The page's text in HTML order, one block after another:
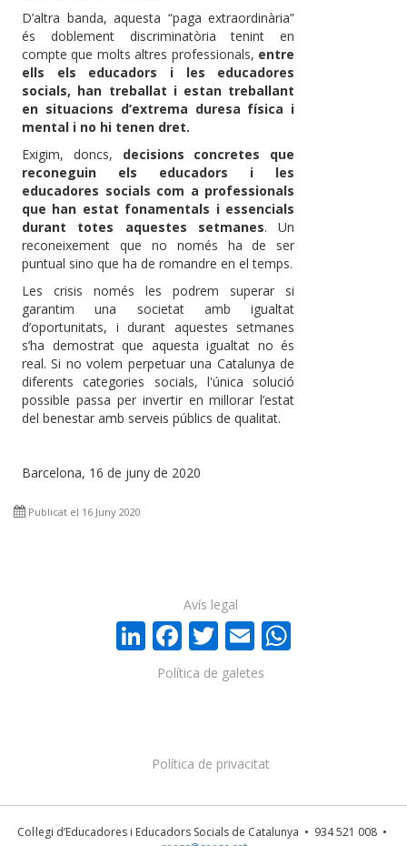
D’altra banda, aquesta “paga extraordinària”
és doblement discriminatòria tenint en
compte que molts altres professionals, entre
ells els educadors i les educadores
socials, han treballat i estan treballant
en situacions d’extrema duresa física i
mental i no hi tenen dret.
Exigim, doncs, decisions concretes que
reconeguin els educadors i les
educadores socials com a professionals
que han estat fonamentals i essencials
durant totes aquestes setmanes. Un
reconeixement que no només ha de ser
puntual sino que ha de romandre en el temps.
Les crisis només les podrem superar si
garantim una societat amb igualtat
d’oportunitats, i durant aquestes setmanes
s’ha demostrat que aquesta igualtat no és
real. Si no volem perpetuar una Catalunya de
diferents categories socials, l'única solució
possible passa per invertir en millorar l’estat
del benestar amb serveis públics de qualitat.
Barcelona, 16 de juny de 2020
Publicat el 16 Juny 2020
LinkedIn
Facebook
Twitter
Email
Col·legi d’Educadores i Educadors Socials de Catalunya • 934 521 008 •
Política de privacitat
Política de galetes
Avís legal